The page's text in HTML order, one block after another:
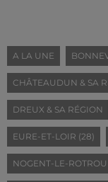
A LA UNE
CHÂTEAUDUN & SA
DREUX & SA RÉGION
EURE-ET-LOIR (28)
NOGENT-LE-